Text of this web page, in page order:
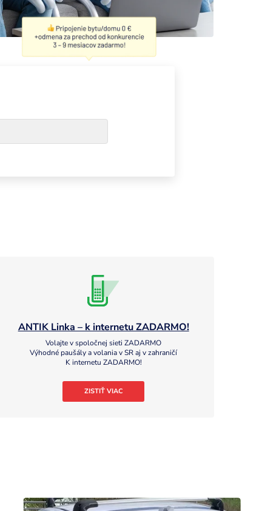
ANTIK Linka – k internetu ZADARMO!
Volajte v spoločnej sieti ZADARMO
Výhodné paušály a volania v SR aj v zahraničí
K internetu ZADARMO!
ZISTIŤ VIAC